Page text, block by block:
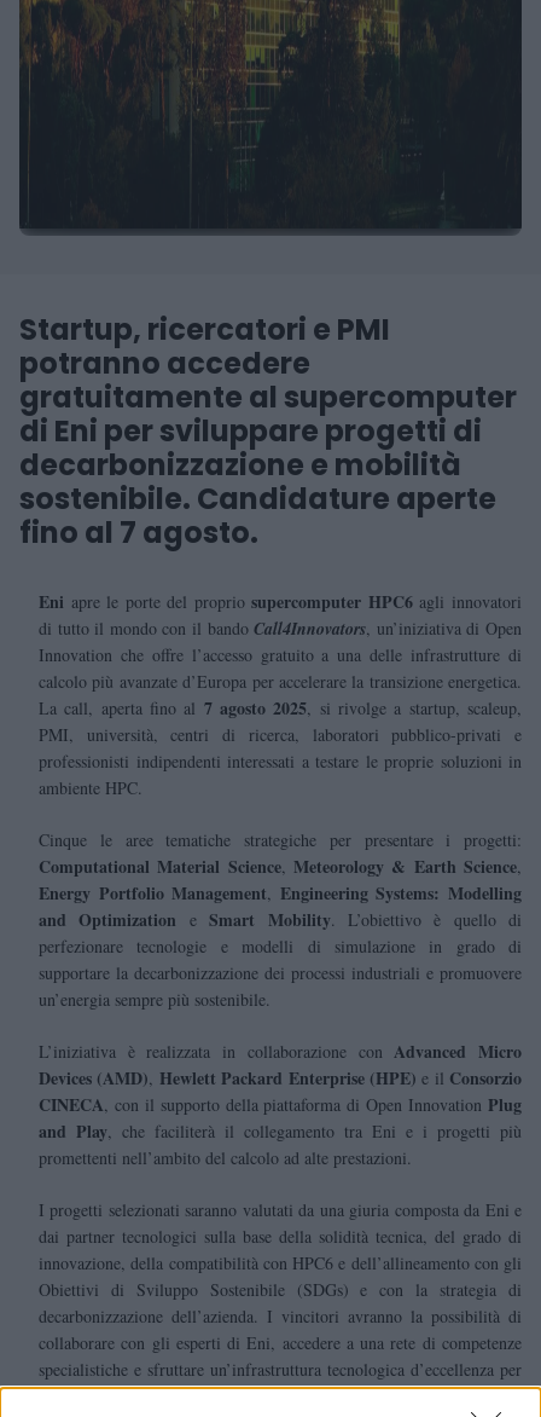
Startup, ricercatori e PMI
potranno accedere
gratuitamente al supercomputer
di Eni per sviluppare progetti di
decarbonizzazione e mobilità
sostenibile. Candidature aperte
fino al 7 agosto.
Eni apre le porte del proprio supercomputer HPC6 agli innovatori
di tutto il mondo con il bandoCall4Innovators, un’iniziativa di Open
Innovation che offre l’accesso gratuito a una delle infrastrutture di
calcolo più avanzate d’Europa per accelerare la transizione energetica.
La call, aperta fino al 7 agosto 2025, si rivolge a startup, scaleup,
PMI, università, centri di ricerca, laboratori pubblico-privati e
professionisti indipendenti interessati a testare le proprie soluzioni in
ambiente HPC.
Cinque le aree tematiche strategiche per presentare i progetti:
Computational Material Science, Meteorology & Earth Science,
Energy Portfolio Management, Engineering Systems: Modelling
and Optimization eSmart Mobility. L’obiettivo è quello di
perfezionare tecnologie e modelli di simulazione in grado di
supportare la decarbonizzazione dei processi industriali e promuovere
un’energia sempre più sostenibile.
L’iniziativa è realizzata in collaborazione conAdvanced Micro
Devices (AMD), Hewlett Packard Enterprise (HPE) e il Consorzio
CINECA, con il supporto della piattaforma di Open Innovation Plug
and Play, che faciliterà il collegamento tra Eni e i progetti più
promettenti nell’ambito del calcolo ad alte prestazioni.
I progetti selezionati saranno valutati da una giuria composta da Eni e
dai partner tecnologici sulla base della solidità tecnica, del grado di
innovazione, della compatibilità con HPC6 e dell’allineamento con gli
Obiettivi di Sviluppo Sostenibile (SDGs) e con la strategia di
decarbonizzazione dell’azienda. I vincitori avranno la possibilità di
collaborare con gli esperti di Eni, accedere a una rete di competenze
specialistiche e sfruttare un’infrastruttura tecnologica d’eccellenza per
ottimizzare tempi, costi e potenziale di mercato delle proprie